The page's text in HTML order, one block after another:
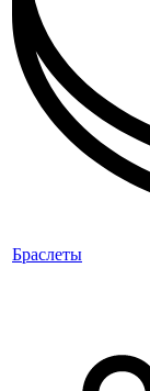
Браслеты